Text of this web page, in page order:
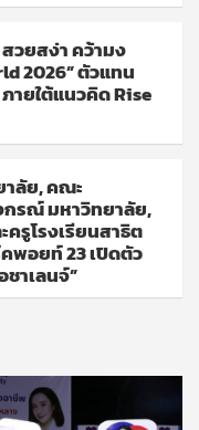
วยสง่า คว้ามง
2026” ตัวแทน
ายใต้แนวคิด Rise
ลัย, คณะ
รณ์ มหาวิทยาลัย,
รูโรงเรียนสาธิต
พอยท์ 23 เปิดตัว
ชาเลนจ์”